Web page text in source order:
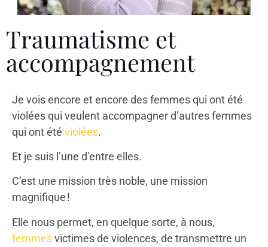
Traumatisme et
accompagnement
Je vois encore et encore des femmes qui ont été
violées qui veulent accompagner d’autres femmes
qui ont été violées.
Et je suis l’une d’entre elles.
C’est une mission très noble, une mission
magnifique !
Elle nous permet, en quelque sorte, à nous,
femmesvictimes de violences, de transmettre un